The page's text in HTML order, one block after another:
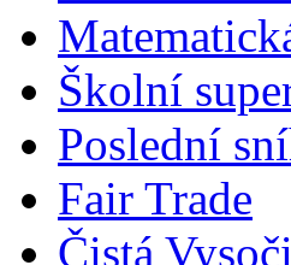
Školní
Poslední
Fair Trade
Čistá